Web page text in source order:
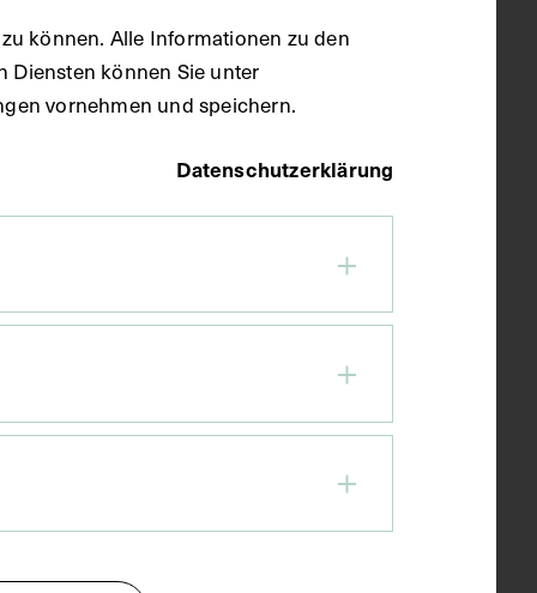
können. Alle Informationen zu den
Diensten können Sie unter
vornehmen und speichern.
Datenschutzerklärung